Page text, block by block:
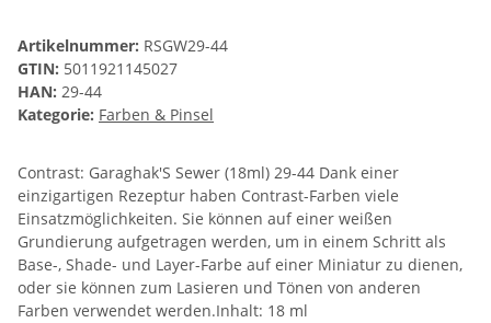
Artikelnummer: RSGW29-44
GTIN: 5011921145027
HAN: 29-44
Kategorie: Farben & Pinsel
Contrast: Garaghak'S Sewer (18ml) 29-44 Dank einer
einzigartigen Rezeptur haben Contrast-Farben viele
Einsatzmöglichkeiten. Sie können auf einer weißen
Grundierung aufgetragen werden, um in einem Schritt als
Base-, Shade- und Layer-Farbe auf einer Miniatur zu dienen,
oder sie können zum Lasieren und Tönen von anderen
Farben verwendet werden.Inhalt: 18 ml